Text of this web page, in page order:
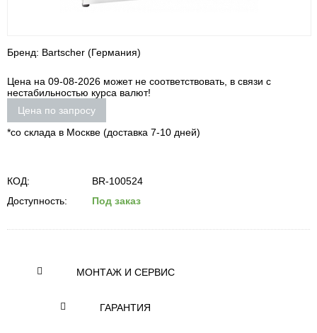
Бренд: Bartscher (Германия)
Цена на 09-08-2026 может не соответствовать, в связи с
нестабильностью курса валют!
Цена по запросу
*со склада в Москве (доставка 7-10 дней)
КОД:
BR-100524
Доступность:
Под заказ
МОНТАЖ И СЕРВИС
ГАРАНТИЯ